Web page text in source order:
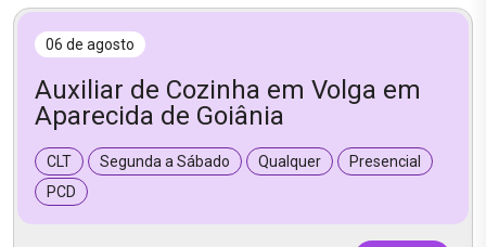
06 de agosto
Auxiliar de Cozinha em Volga em
Aparecida de Goiânia
CLT Segunda a Sábado Qualquer
Presencial
PCD